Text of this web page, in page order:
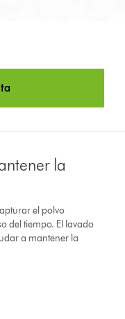
la
el polvo
del tiempo. El lavado
a mantener la